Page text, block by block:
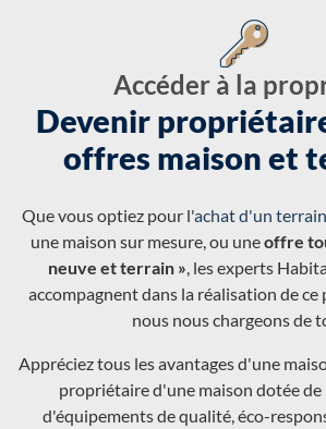
Accéder à la
Devenir
offres maison et
Que vous optiez pour l'achat d'un
une maison sur mesure, ou uneoffre
neuve et terrain », les experts
accompagnent dans la réalisation de ce
nous nous chargeons de
Appréciez tous les avantages d'une
propriétaire d'une maison dotée
d'équipements de qualité, éco-